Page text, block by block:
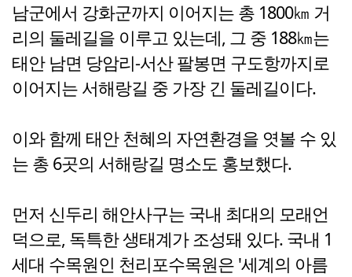
남군에서 강화군까지 이어지는 총 1800㎞ 거
리의 둘레길을 이루고 있는데, 그 중 188㎞는
태안 남면 당암리-서산 팔봉면 구도항까지로
이어지는 서해랑길 중 가장 긴 둘레길이다.
이와 함께 태안 천혜의 자연환경을 엿볼 수 있
는 총 6곳의 서해랑길 명소도 홍보했다.
먼저 신두리 해안사구는 국내 최대의 모래언
덕으로, 독특한 생태계가 조성돼 있다. 국내 1
세대 수목원인 천리포수목원은 '세계의 아름